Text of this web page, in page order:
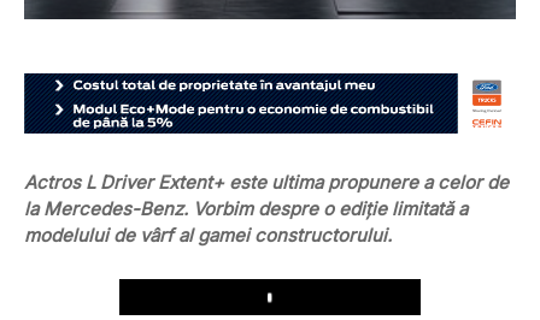
Actros L Driver Extent+ este ultima propunere a celor de
la Mercedes-Benz. Vorbim despre o ediție limitată a
modelului de vârf al gamei constructorului.
Play